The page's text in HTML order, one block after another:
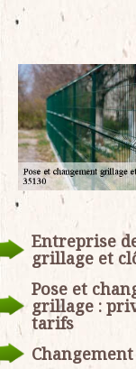
Entreprise
grillage et
Pose et
grillage :
tarifs